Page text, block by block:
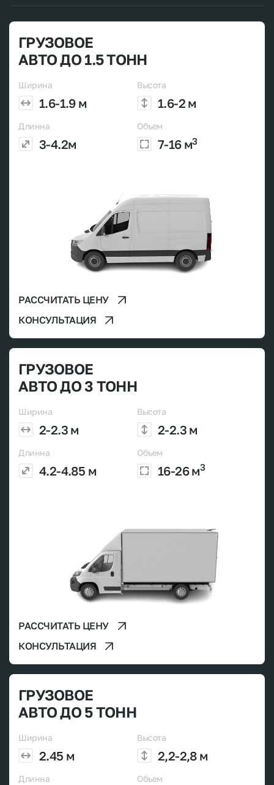
ГРУЗОВОЕ
АВТО ДО 1.5 ТОНН
Ширина
1.6-1.9 м
Высота
1.6-2 м
Длинна
3-4.2м
Объем
7-16 м3
РАССЧИТАТЬ ЦЕНУ
КОНСУЛЬТАЦИЯ
ГРУЗОВОЕ
АВТО ДО 3 ТОНН
Ширина
2-2.3 м
Высота
2-2.3 м
Длинна
4.2-4.85 м
Объем
16-26 м3
РАССЧИТАТЬ ЦЕНУ
КОНСУЛЬТАЦИЯ
ГРУЗОВОЕ
АВТО ДО 5 ТОНН
Ширина
2.45 м
Высота
2,2-2,8 м
Длинна Объем